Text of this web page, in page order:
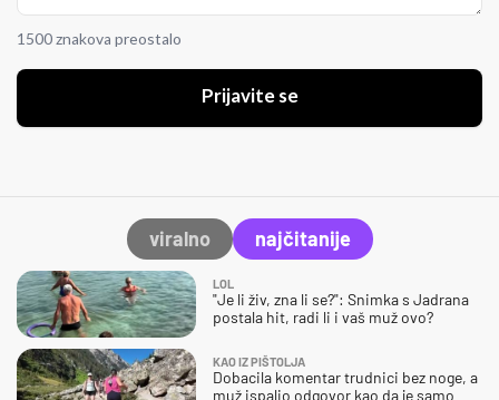
1500 znakova preostalo
Prijavite se
viralno najčitanije
LOL
"Je li živ, zna li se?": Snimka s Jadrana
postala hit, radi li i vaš muž ovo?
KAO IZ PIŠTOLJA
Dobacila komentar trudnici bez noge, a
muž ispalio odgovor kao da je samo